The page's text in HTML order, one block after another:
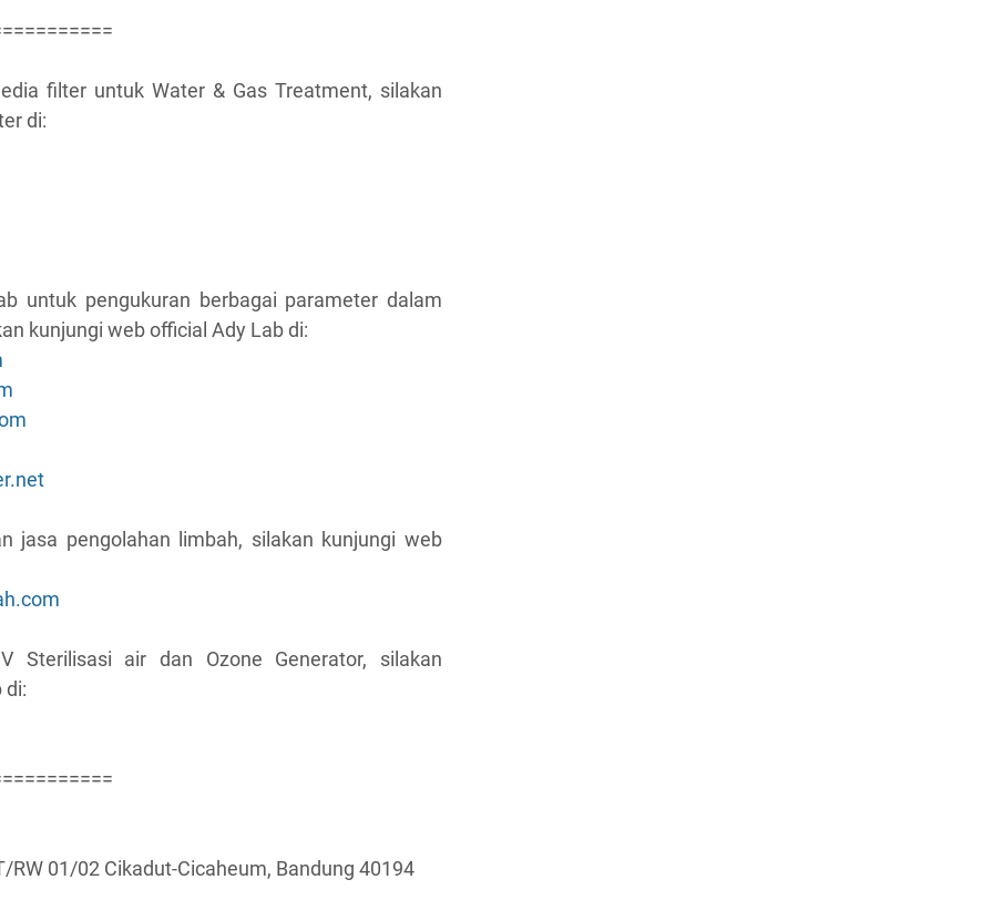
filter untuk Water & Gas Treatment, silakan
di:
untuk pengukuran berbagai parameter dalam
kunjungi web official Ady Lab di:
jasa pengolahan limbah, silakan kunjungi web
Sterilisasi air dan Ozone Generator, silakan
di:
RW 01/02 Cikadut-Cicaheum, Bandung 40194